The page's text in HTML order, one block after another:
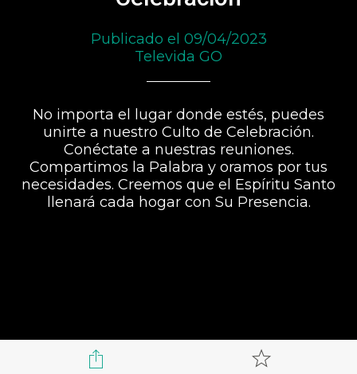
Publicado el 09/04/2023
Televida GO
No importa el lugar donde estés, puedes
unirte a nuestro Culto de Celebración.
Conéctate a nuestras reuniones.
Compartimos la Palabra y oramos por tus
necesidades. Creemos que el Espíritu Santo
llenará cada hogar con Su Presencia.